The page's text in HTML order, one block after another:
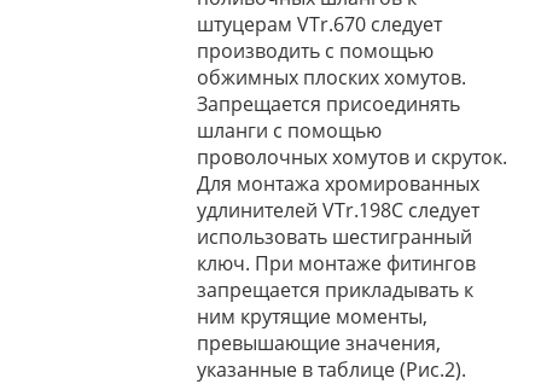
штуцерам VTr.670 следует
производить с помощью
обжимных плоских хомутов.
Запрещается присоединять
шланги с помощью
проволочных хомутов и скруток.
Для монтажа хромированных
удлинителей VTr.198C следует
использовать шестигранный
ключ. При монтаже фитингов
запрещается прикладывать к
ним крутящие моменты,
превышающие значения,
указанные в таблице (Рис.2).